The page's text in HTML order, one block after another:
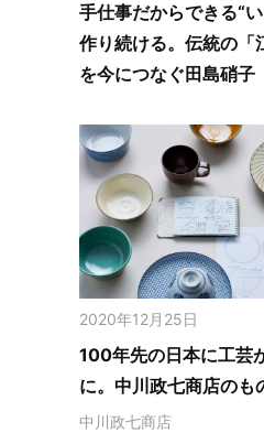
手仕事だからできる“
作り続ける。伝統の「
を今につなぐ田島硝子
2020年12月25日
100年先の日本に工芸
に。中川政七商店のも
中川政七商店